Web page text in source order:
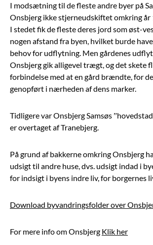
I modsætning til de fleste andre byer på
Onsbjerg ikke stjerneudskiftet omkring år
I stedet fik de fleste deres jord som øst-
nogen afstand fra byen, hvilket burde
behov for udflytning. Men gårdenes
Onsbjerg gik alligevel trægt, og det skete
forbindelse med at en gård brændte, for
genopført i nærheden af dens marker.
Tidligere var Onsbjerg Samsøs
er overtaget af Tranebjerg.
På grund af bakkerne omkring Onsbjerg
udsigt til andre huse, dvs. udsigt indad i
for indsigt i byens indre liv, for borgernes
Download byvandringsfolder over
For mere info om Onsbjerg Klik her